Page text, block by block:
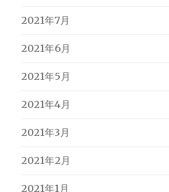
2021年7月
2021年6月
2021年5月
2021年4月
2021年3月
2021年2月
2021年1月